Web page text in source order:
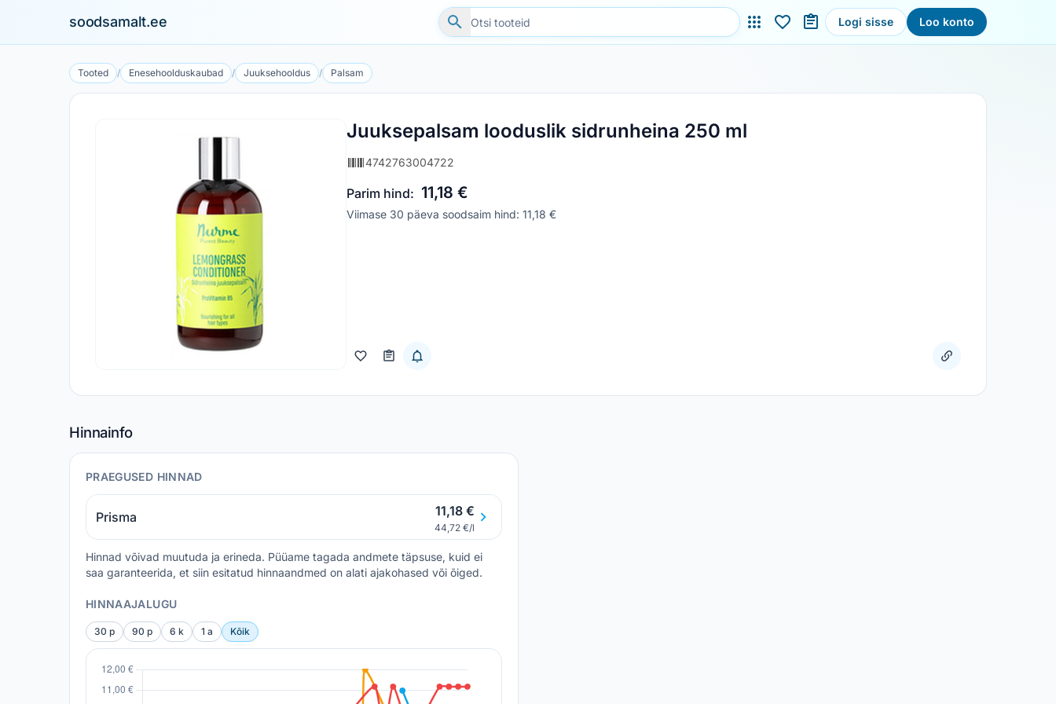
soodsamalt.ee Logi sisse Loo konto
Tooted / Enesehoolduskaubad / Juuksehooldus / Palsam
Juuksepalsam looduslik sidrunheina 250 ml
4742763004722
Parim hind: 11,18 €
Viimase 30 päeva soodsaim hind: 11,18 €
Hinnainfo
PRAEGUSED HINNAD
Prisma 11,18 €
44,72 €/l
Hinnad võivad muutuda ja erineda. Püüame tagada andmete täpsuse, kuid ei
saa garanteerida, et siin esitatud hinnaandmed on alati ajakohased või õiged.
HINNAAJALUGU
30 p 90 p 6 k 1 a Kõik